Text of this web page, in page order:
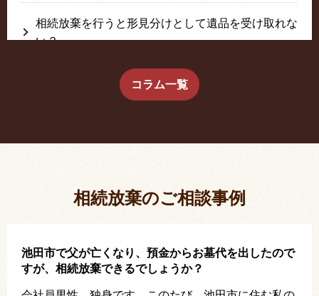
相続放棄を行うと形見分けとして遺品を受け取れな
い？
生前に相続放棄すると約束した念書は有効か？
コラム一覧
相続放棄のご相談事例
池田市で父が亡くなり、預金からお墓代を出したので
すが、相続放棄できるでしょうか？